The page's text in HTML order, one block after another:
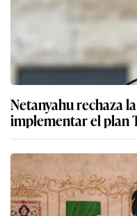
Netanyahu rechaza
implementar el plan